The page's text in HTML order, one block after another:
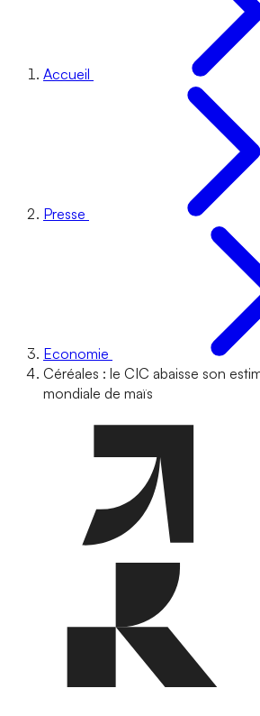
Accueil
Presse
Economie
Céréales : le CIC abaisse son
mondiale de maïs